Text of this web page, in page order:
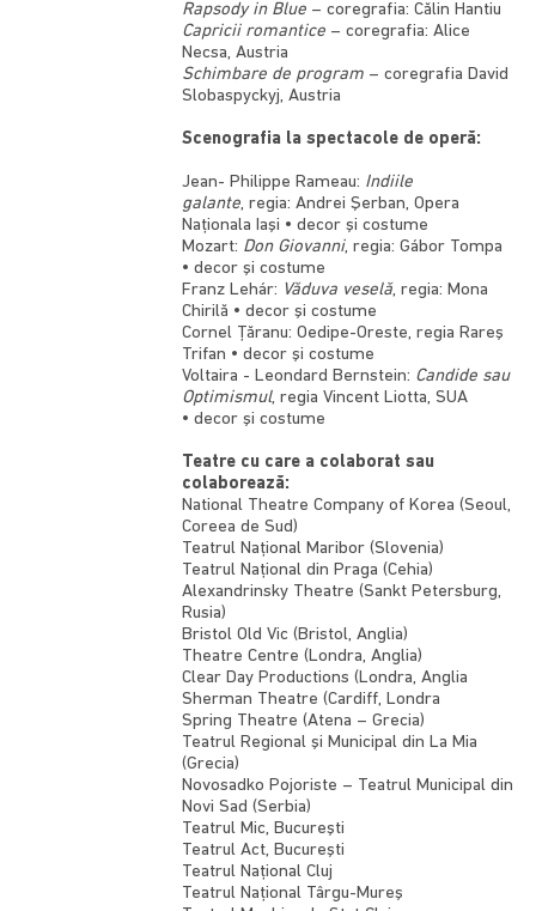
Rapsody in Blue – coregrafia: Călin Hantiu
Capricii romantice – coregrafia: Alice
Necsa, Austria
Schimbare de program – coregrafia David
Slobaspyckyj, Austria
Scenografia la spectacole de operă:
Jean- Philippe Rameau: Indiile
galante, regia: Andrei Şerban, Opera
Naţionala Iaşi • decor şi costume
Mozart: Don Giovanni, regia: Gábor Tompa
• decor şi costume
Franz Lehár: Văduva veselă, regia: Mona
Chirilă • decor şi costume
Cornel Ţăranu: Oedipe-Oreste, regia Rareş
Trifan • decor şi costume
Voltaira - Leondard Bernstein: Candide sau
Optimismul, regia Vincent Liotta, SUA
• decor şi costume
Teatre cu care a colaborat sau
colaborează:
National Theatre Company of Korea (Seoul,
Coreea de Sud)
Teatrul Național Maribor (Slovenia)
Teatrul Naţional din Praga (Cehia)
Alexandrinsky Theatre (Sankt Petersburg,
Rusia)
Bristol Old Vic (Bristol, Anglia)
Theatre Centre (Londra, Anglia)
Clear Day Productions (Londra, Anglia
Sherman Theatre (Cardiff, Londra
Spring Theatre (Atena – Grecia)
Teatrul Regional şi Municipal din La Mia
(Grecia)
Novosadko Pojoriste – Teatrul Municipal din
Novi Sad (Serbia)
Teatrul Mic, Bucureşti
Teatrul Act, Bucureşti
Teatrul Naţional Cluj
Teatrul Naţional Târgu-Mureş